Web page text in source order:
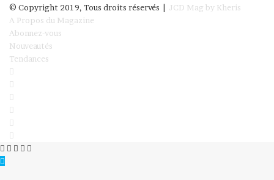
© Copyright 2019, Tous droits réservés | JCD Mag by Kheris
A Propos du Magazine
Abonnez-vous
Nouveautés
Tendances
Facebook
Twitter
WhatsApp
Telegram